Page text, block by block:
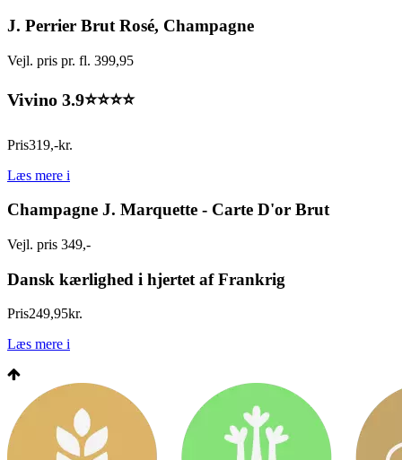
J. Perrier Brut Rosé, Champagne
Vejl. pris pr. fl. 399,95
Vivino 3.9⭐️⭐️⭐️⭐️
Pris319,-kr.
Læs mere i
Champagne J. Marquette - Carte D'or Brut
Vejl. pris 349,-
Dansk kærlighed i hjertet af Frankrig
Pris249,95kr.
Læs mere i